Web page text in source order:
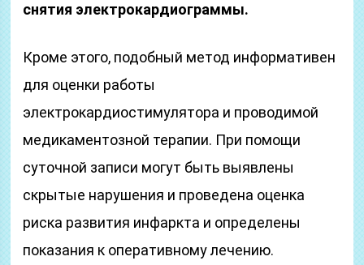
снятия электрокардиограммы.
Кроме этого, подобный метод информативен
для оценки работы
электрокардиостимулятора и проводимой
медикаментозной терапии. При помощи
суточной записи могут быть выявлены
скрытые нарушения и проведена оценка
риска развития инфаркта и определены
показания к оперативному лечению.